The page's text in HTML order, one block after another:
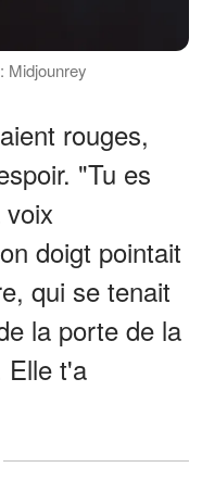
Midjounrey
rouges,
"Tu es
doigt pointait
qui se tenait
la porte de la
Elle t'a